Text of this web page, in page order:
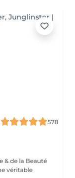
578
& de la Beauté
véritable